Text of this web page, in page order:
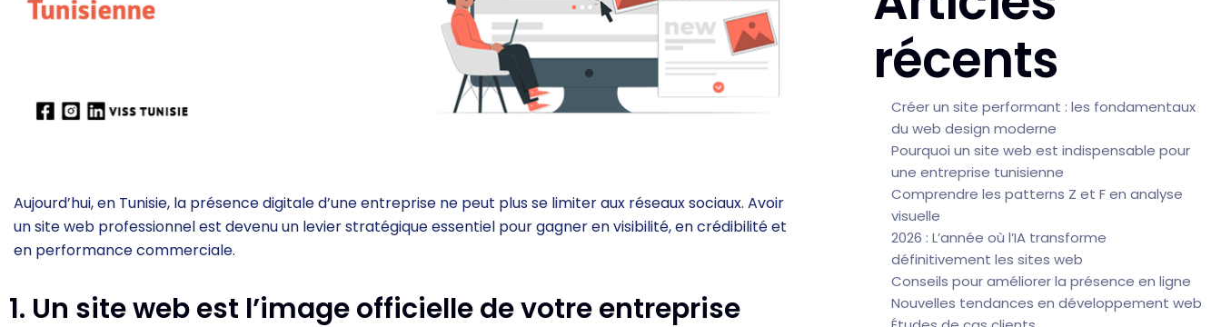
Aujourd’hui, en Tunisie, la présence digitale d’une entreprise ne peut plus se limiter aux réseaux sociaux. Avoir
un site web professionnel est devenu un levier stratégique essentiel pour gagner en visibilité, en crédibilité et
en performance commerciale.
Un site web est l’image officielle de votre entreprise
récents
Créer un site performant : les fondamentaux
du web design moderne
Pourquoi un site web est indispensable pour
une entreprise tunisienne
Comprendre les patterns Z et F en analyse
visuelle
2026 : L’année où l’IA transforme
définitivement les sites web
Conseils pour améliorer la présence en ligne
Nouvelles tendances en développement web